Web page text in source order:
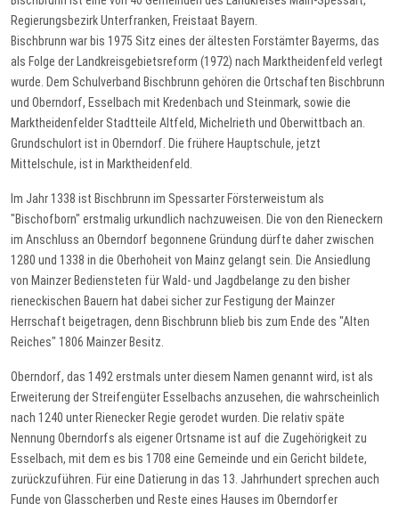
Regierungsbezirk Unterfranken, Freistaat Bayern.
Bischbrunn war bis 1975 Sitz eines der ältesten Forstämter Bayerms, das
als Folge der Landkreisgebietsreform (1972) nach Marktheidenfeld verlegt
wurde. Dem Schulverband Bischbrunn gehören die Ortschaften Bischbrunn
und Oberndorf, Esselbach mit Kredenbach und Steinmark, sowie die
Marktheidenfelder Stadtteile Altfeld, Michelrieth und Oberwittbach an.
Grundschulort ist in Oberndorf. Die frühere Hauptschule, jetzt
Mittelschule, ist in Marktheidenfeld.
Im Jahr 1338 ist Bischbrunn im Spessarter Försterweistum als
"Bischofborn" erstmalig urkundlich nachzuweisen. Die von den Rieneckern
im Anschluss an Oberndorf begonnene Gründung dürfte daher zwischen
1280 und 1338 in die Oberhoheit von Mainz gelangt sein. Die Ansiedlung
von Mainzer Bediensteten für Wald- und Jagdbelange zu den bisher
rieneckischen Bauern hat dabei sicher zur Festigung der Mainzer
Herrschaft beigetragen, denn Bischbrunn blieb bis zum Ende des "Alten
Reiches" 1806 Mainzer Besitz.
Oberndorf, das 1492 erstmals unter diesem Namen genannt wird, ist als
Erweiterung der Streifengüter Esselbachs anzusehen, die wahrscheinlich
nach 1240 unter Rienecker Regie gerodet wurden. Die relativ späte
Nennung Oberndorfs als eigener Ortsname ist auf die Zugehörigkeit zu
Esselbach, mit dem es bis 1708 eine Gemeinde und ein Gericht bildete,
zurückzuführen. Für eine Datierung in das 13. Jahrhundert sprechen auch
Funde von Glasscherben und Reste eines Hauses im Oberndorfer